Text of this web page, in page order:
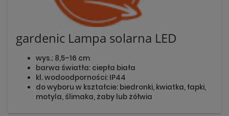
gardenic Lampa solarna LED
wys.: 8,5–16 cm
barwa światła: ciepła biała
kl. wodoodporności: IP44
do wyboru w kształcie: biedronki, kwiatka, łapki,
motyla, ślimaka, żaby lub żółwia